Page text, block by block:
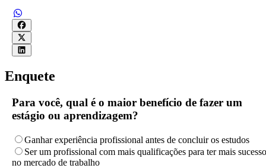
Enquete
Para você, qual é o maior benefício de fazer um
estágio ou aprendizagem?
Ganhar experiência profissional antes de concluir os estudos
Ser um profissional com mais qualificações para ter mais sucesso
no mercado de trabalho